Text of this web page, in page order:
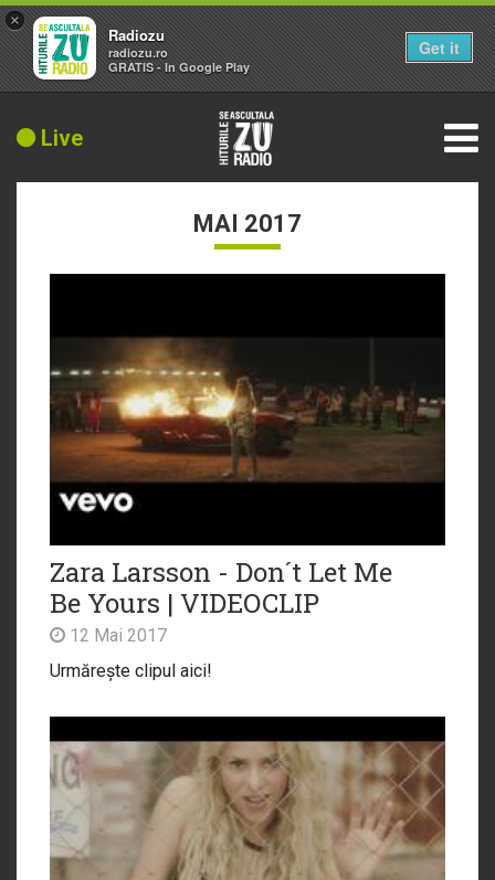
Live
MAI 2017
Zara Larsson - Don´t Let Me
Be Yours | VIDEOCLIP
12 Mai 2017
Urmărește clipul aici!
×
Radiozu
radiozu.ro
GRATIS - In Google Play
Get it